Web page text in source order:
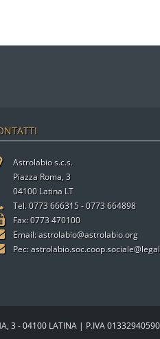
Astrolabio s.c.s.
Piazza Roma, 3
04100 Latina LT
Tel. 0773 666315 - 0773 664898
Fax: 0773 470100
Email:astrolabio@astrolabio.org
Pec:
3 - 04100 LATINA | P.IVA 01332940590